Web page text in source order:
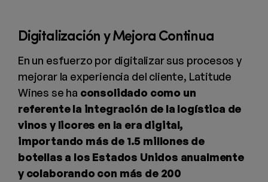
Digitalización y Mejora Continua
En un esfuerzo por digitalizar sus procesos y
mejorar la experiencia del cliente, Latitude
Wines se ha consolidado como un
referente la integración de la logística de
vinos y licores en la era digital,
importando más de 1.5 millones de
botellas a los Estados Unidos anualmente
y colaborando con más de 200